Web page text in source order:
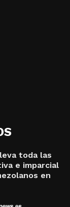
toda las
e imparcial
en